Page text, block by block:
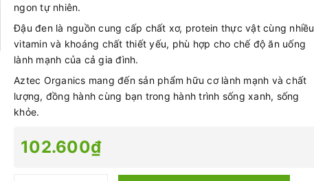
ngon tự nhiên.
Đậu đen là nguồn cung cấp chất xơ, protein thực vật cùng nhiều
vitamin và khoáng chất thiết yếu, phù hợp cho chế độ ăn uống
lành mạnh của cả gia đình.
Aztec Organics mang đến sản phẩm hữu cơ lành mạnh và chất
lượng, đồng hành cùng bạn trong hành trình sống xanh, sống
khỏe.
102.600₫